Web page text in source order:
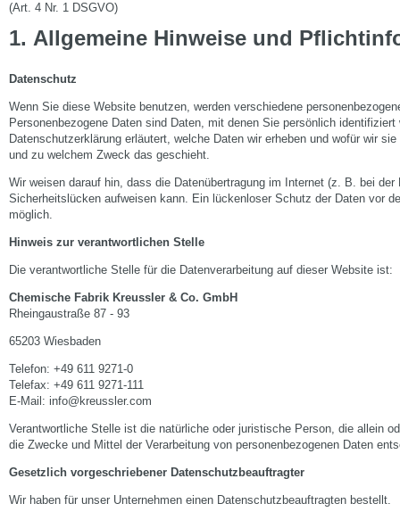
(Art. 4 Nr. 1 DSGVO)
1. Allgemeine Hinweise und
Datenschutz
Wenn Sie diese Website benutzen, werden verschiedene
Personenbezogene Daten sind Daten, mit denen Sie persönlich
Datenschutzerklärung erläutert, welche Daten wir erheben und wofür wir
und zu welchem Zweck das geschieht.
Wir weisen darauf hin, dass die Datenübertragung im Internet (z. B. bei
Sicherheitslücken aufweisen kann. Ein lückenloser Schutz der Daten vor
möglich.
Hinweis zur verantwortlichen Stelle
Die verantwortliche Stelle für die Datenverarbeitung auf dieser Website ist:
Chemische Fabrik Kreussler & Co. GmbH
Rheingaustraße 87 - 93
65203 Wiesbaden
Telefon: +49 611 9271-0
Telefax: +49 611 9271-111
E-Mail: info@kreussler.com
Verantwortliche Stelle ist die natürliche oder juristische Person, die allein
die Zwecke und Mittel der Verarbeitung von personenbezogenen Daten
Gesetzlich vorgeschriebener Datenschutzbeauftragter
Wir haben für unser Unternehmen einen Datenschutzbeauftragten bestellt.